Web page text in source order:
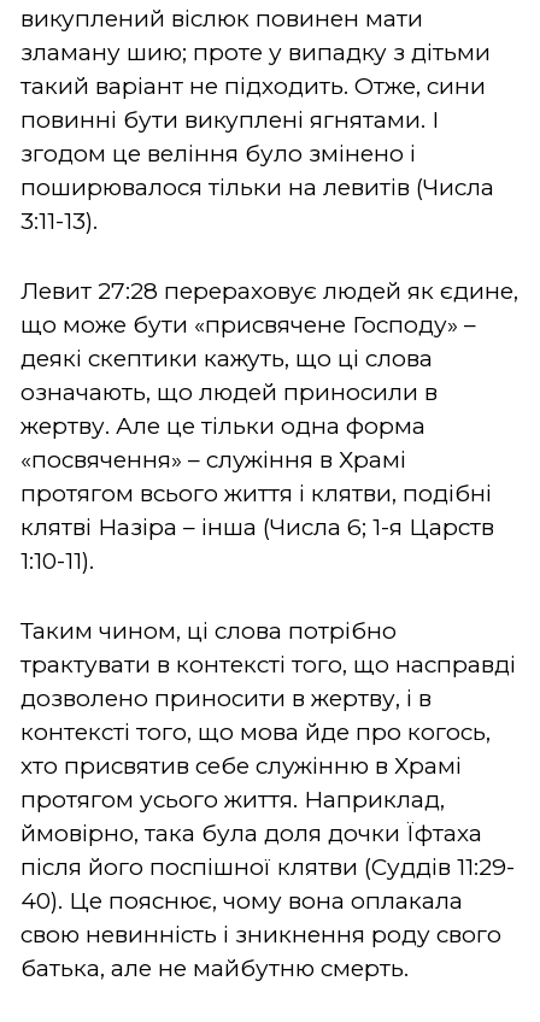
викуплений віслюк повинен мати
зламану шию; проте у випадку з дітьми
такий варіант не підходить. Отже, сини
повинні бути викуплені ягнятами. І
згодом це веління було змінено і
поширювалося тільки на левитів (Числа
3:11-13).
Левит 27:28 перераховує людей як єдине,
що може бути «присвячене Господу» –
деякі скептики кажуть, що ці слова
означають, що людей приносили в
жертву. Але це тільки одна форма
«посвячення» – служіння в Храмі
протягом всього життя і клятви, подібні
клятві Назіра – інша (Числа 6; 1-я Царств
1:10-11).
Таким чином, ці слова потрібно
трактувати в контексті того, що насправді
дозволено приносити в жертву, і в
контексті того, що мова йде про когось,
хто присвятив себе служінню в Храмі
протягом усього життя. Наприклад,
ймовірно, така була доля дочки Їфтаха
після його поспішної клятви (Суддів 11:29-
40). Це пояснює, чому вона оплакала
свою невинність і зникнення роду свого
батька, але не майбутню смерть.